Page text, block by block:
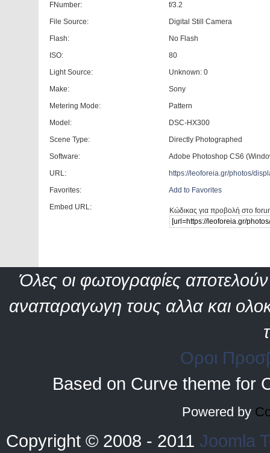
FNumber:
f/3.2
File Source:
Digital Still Camera
Flash:
No Flash
ISO:
80
Light Source:
Unknown: 0
Make:
Sony
Metering Mode:
Pattern
Model:
DSC-HX300
Scene Type:
Directly Photographed
Software:
Adobe Photoshop CS6
URL:
https://leoforeia.gr/photos/
Favorites:
Add to Favorites
Embed URL:
Κώδικας για προβολή στο
Όλες οι φωτογραφίες αποτελούν
αναπαραγωγη τους αλλα και
Οροι
Based on Curve theme for
Powered by
Copyright © 2008 - 2011 Joomla